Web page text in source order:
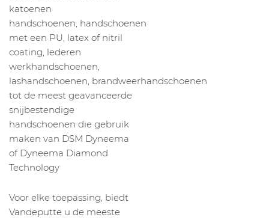
katoenen
handschoenen, handschoenen
met een PU, latex of nitril
coating, lederen
werkhandschoenen,
lashandschoenen, brandweerhandschoenen
tot de meest geavanceerde
snijbestendige
handschoenen die gebruik
maken van DSM Dyneema
of Dyneema Diamond
Technology
Voor elke toepassing, biedt
Vandeputte u de meeste